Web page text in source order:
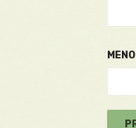
MENO